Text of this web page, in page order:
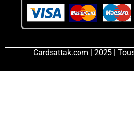
Cardsattak.com | 2025 |